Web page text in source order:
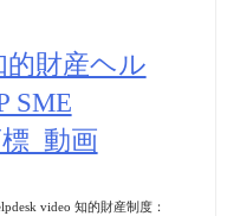
的財産ヘル
SME
_動画
video 知的財産制度：